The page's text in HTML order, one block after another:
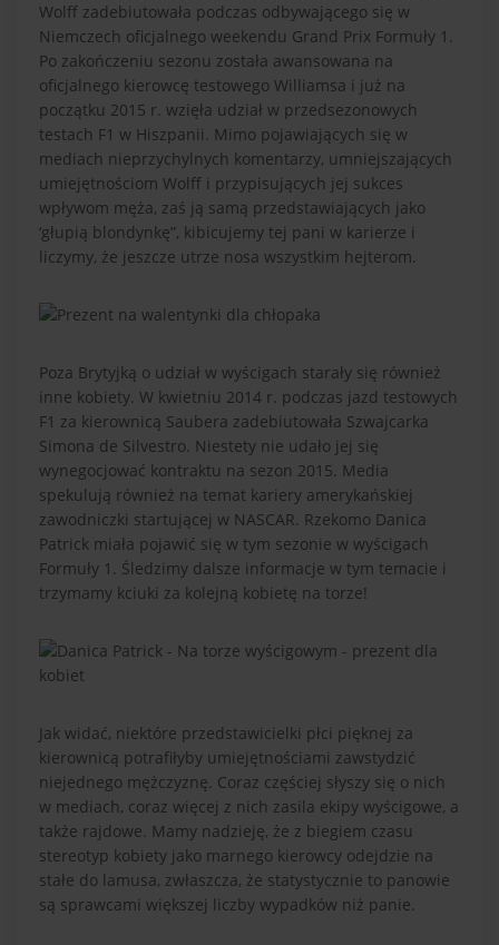
Wolff zadebiutowała podczas odbywającego się w
Niemczech oficjalnego weekendu Grand Prix Formuły 1.
Po zakończeniu sezonu została awansowana na
oficjalnego kierowcę testowego Williamsa i już na
początku 2015 r. wzięła udział w przedsezonowych
testach F1 w Hiszpanii. Mimo pojawiających się w
mediach nieprzychylnych komentarzy, umniejszających
umiejętnościom Wolff i przypisujących jej sukces
wpływom męża, zaś ją samą przedstawiających jako
‘głupią blondynkę”, kibicujemy tej pani w karierze i
liczymy, że jeszcze utrze nosa wszystkim hejterom.
Poza Brytyjką o udział w wyścigach starały się również
inne kobiety. W kwietniu 2014 r. podczas jazd testowych
F1 za kierownicą Saubera zadebiutowała Szwajcarka
Simona de Silvestro. Niestety nie udało jej się
wynegocjować kontraktu na sezon 2015. Media
spekulują również na temat kariery amerykańskiej
zawodniczki startującej w NASCAR. Rzekomo Danica
Patrick miała pojawić się w tym sezonie w wyścigach
Formuły 1. Śledzimy dalsze informacje w tym temacie i
trzymamy kciuki za kolejną kobietę na torze!
Jak widać, niektóre przedstawicielki płci pięknej za
kierownicą potrafiłyby umiejętnościami zawstydzić
niejednego mężczyznę. Coraz częściej słyszy się o nich
w mediach, coraz więcej z nich zasila ekipy wyścigowe, a
także rajdowe. Mamy nadzieję, że z biegiem czasu
stereotyp kobiety jako marnego kierowcy odejdzie na
stałe do lamusa, zwłaszcza, że statystycznie to panowie
są sprawcami większej liczby wypadków niż panie.